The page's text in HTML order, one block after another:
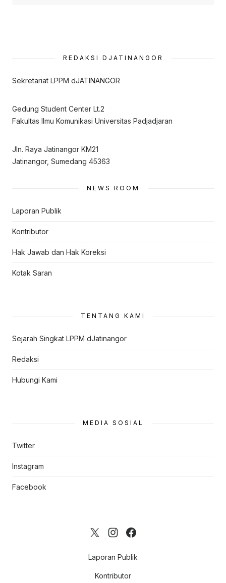
REDAKSI DJATINANGOR
Sekretariat LPPM dJATINANGOR
Gedung Student Center Lt.2
Fakultas Ilmu Komunikasi Universitas Padjadjaran
Jln. Raya Jatinangor KM21
Jatinangor, Sumedang 45363
NEWS ROOM
Laporan Publik
Kontributor
Hak Jawab dan Hak Koreksi
Kotak Saran
TENTANG KAMI
Sejarah Singkat LPPM dJatinangor
Redaksi
Hubungi Kami
MEDIA SOSIAL
Twitter
Instagram
Facebook
Laporan Publik
Kontributor